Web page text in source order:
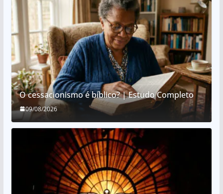
O cessacionismo é bíblico? | Estudo Completo
09/08/2026